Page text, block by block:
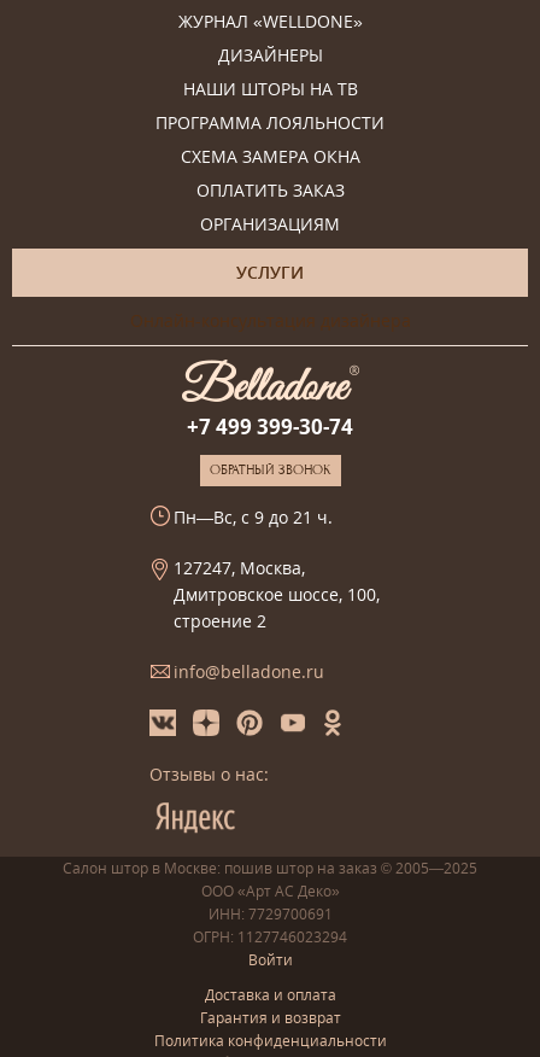
ЖУРНАЛ «WELLDONE»
ДИЗАЙНЕРЫ
НАШИ ШТОРЫ НА ТВ
ПРОГРАММА ЛОЯЛЬНОСТИ
СХЕМА ЗАМЕРА ОКНА
ОПЛАТИТЬ ЗАКАЗ
ОРГАНИЗАЦИЯМ
УСЛУГИ
Онлайн-консультация дизайнера
+7 499 399-30-74
ОБРАТНЫЙ ЗВОНОК
Пн—Вс, с 9 до 21 ч.
127247, Москва,
Дмитровское шоссе, 100,
строение 2
info@belladone.ru
Отзывы о нас:
Салон штор в Москве: пошив штор на заказ © 2005—2025
ООО «Арт АС Деко»
ИНН: 7729700691
ОГРН: 1127746023294
Войти
Доставка и оплата
Гарантия и возврат
Политика конфиденциальности